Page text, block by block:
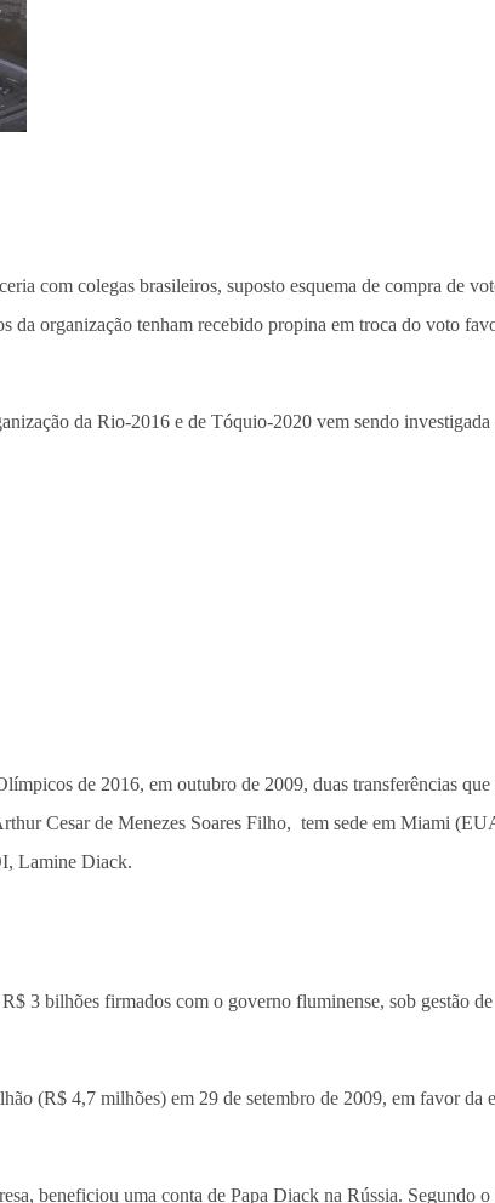
com colegas brasileiros, suposto esquema de compra de
organização tenham recebido propina em troca do voto
da Rio-2016 e de Tóquio-2020 vem sendo
de 2016, em outubro de 2009, duas transferências
Cesar de Menezes Soares Filho, tem sede em Miami
Lamine Diack.
3 bilhões firmados com o governo fluminense, sob gestão
(R$ 4,7 milhões) em 29 de setembro de 2009, em favor da
beneficiou uma conta de Papa Diack na Rússia. Segundo